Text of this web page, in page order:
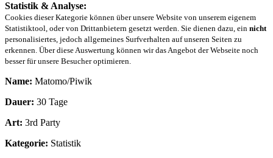
Statistik & Analyse:
Cookies dieser Kategorie können über unsere Website von unserem eigenem
Statistiktool, oder von Drittanbietern gesetzt werden. Sie dienen dazu, ein nicht
personalisiertes, jedoch allgemeines Surfverhalten auf unseren Seiten zu
erkennen. Über diese Auswertung können wir das Angebot der Webseite noch
besser für unsere Besucher optimieren.
Name: Matomo/Piwik
Dauer: 30 Tage
Art: 3rd Party
Kategorie: Statistik